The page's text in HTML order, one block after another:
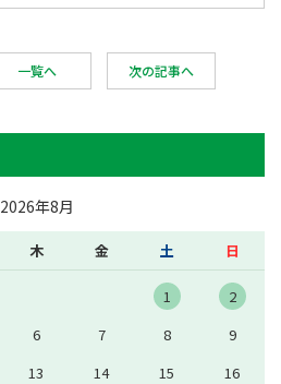
一覧へ 次の記事へ
2026年8月
木 金 土 日
1
2
6 7 8
9
13 14 15
16